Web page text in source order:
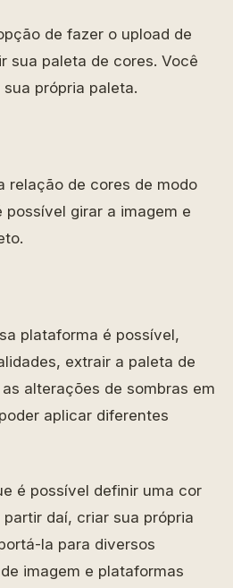
de fazer o upload de
sua paleta de cores. Você
própria paleta.
relação de cores de modo
possível girar a imagem e
plataforma é possível,
extrair a paleta de
alterações de sombras em
aplicar diferentes
é possível definir uma cor
daí, criar sua própria
la para diversos
imagem e plataformas